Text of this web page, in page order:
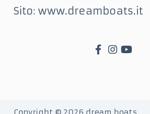
Sito: www.dreamboats.it